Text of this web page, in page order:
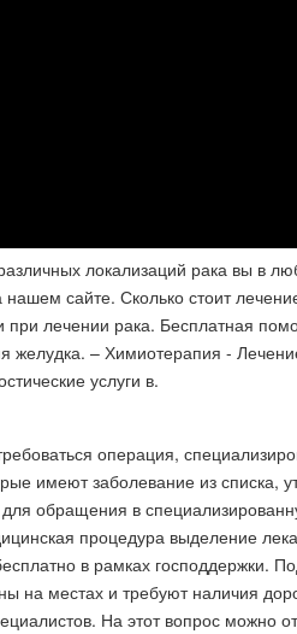
локализаций рака вы в
сайте. Сколько стоит
лечении рака. Бесплатная
желудка. – Химиотерапия -
услуги в.
операция,
имеют заболевание из списка,
обращения в
процедура выделение
в рамках господдержки.
на местах и требуют наличия
На этот вопрос можно